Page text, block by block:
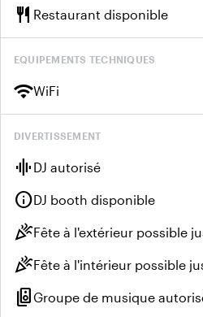
restaurant Restaurant disponible
EQUIPEMENTS TECHNIQUES
wifiWiFi
DIVERTISSEMENT
graphic_eq DJ autorisé
infoDJ booth disponible
celebrationFête à l'extérieur possible
celebrationFête à l'intérieur possible
speaker_groupGroupe de musique